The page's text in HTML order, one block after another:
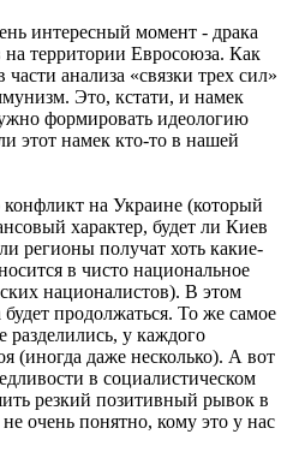
интересный момент - драка
территории Евросоюза. Как
анализа «связки трех сил»
Это, кстати, и намек
формировать идеологию
этот намек кто-то в нашей
конфликт на Украине (который
характер, будет ли Киев
регионы получат хоть какие-
в чисто национальное
националистов). В этом
продолжаться. То же самое
разделились, у каждого
(иногда даже несколько). А вот
в социалистическом
резкий позитивный рывок в
очень понятно, кому это у нас